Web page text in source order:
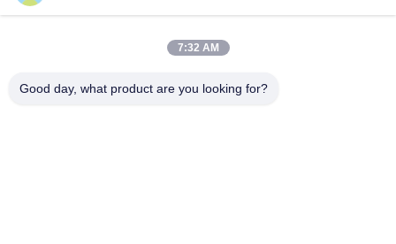
기 어떤 모양의 와이어 형성
와이어 성형 1. 등급: Topone 스테인리스 스틸 와
7:32 AM
Good day, what product are you looking for?